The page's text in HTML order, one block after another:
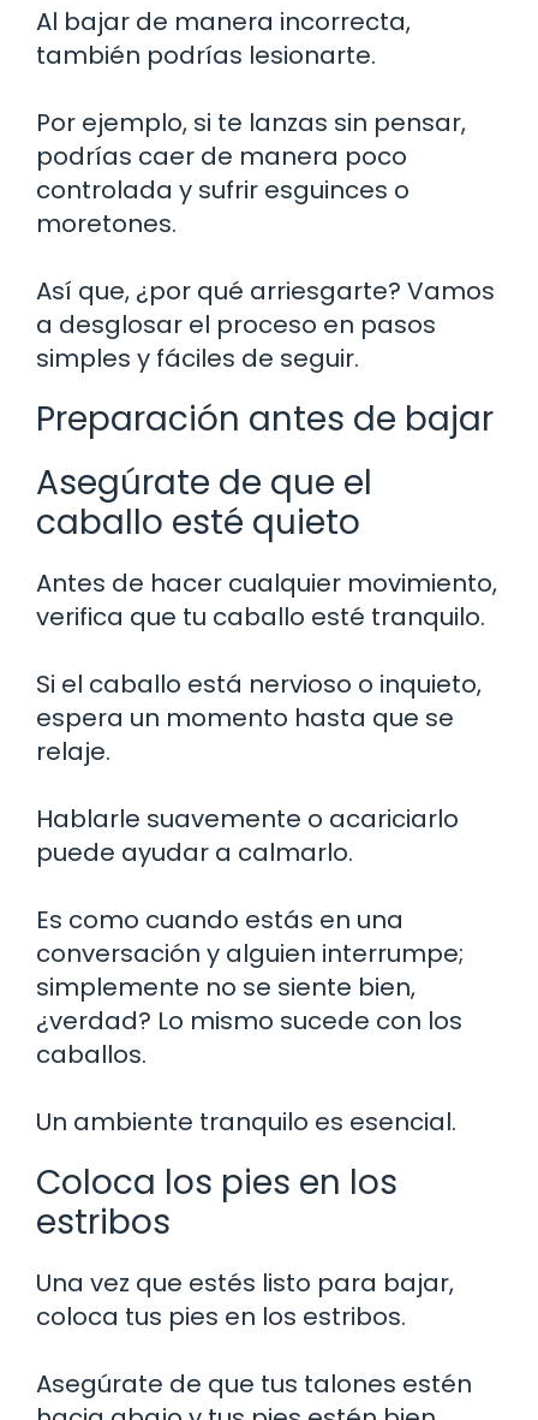
Al bajar de manera incorrecta,
también podrías lesionarte.
Por ejemplo, si te lanzas sin pensar,
podrías caer de manera poco
controlada y sufrir esguinces o
moretones.
Así que, ¿por qué arriesgarte? Vamos
a desglosar el proceso en pasos
simples y fáciles de seguir.
Preparación antes de bajar
Asegúrate de que el
caballo esté quieto
Antes de hacer cualquier movimiento,
verifica que tu caballo esté tranquilo.
Si el caballo está nervioso o inquieto,
espera un momento hasta que se
relaje.
Hablarle suavemente o acariciarlo
puede ayudar a calmarlo.
Es como cuando estás en una
conversación y alguien interrumpe;
simplemente no se siente bien,
¿verdad? Lo mismo sucede con los
caballos.
Un ambiente tranquilo es esencial.
Coloca los pies en los
estribos
Una vez que estés listo para bajar,
coloca tus pies en los estribos.
Asegúrate de que tus talones estén